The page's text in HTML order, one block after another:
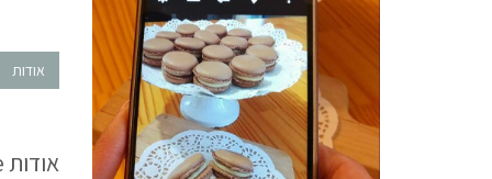
אודות
אודות Sally Cake